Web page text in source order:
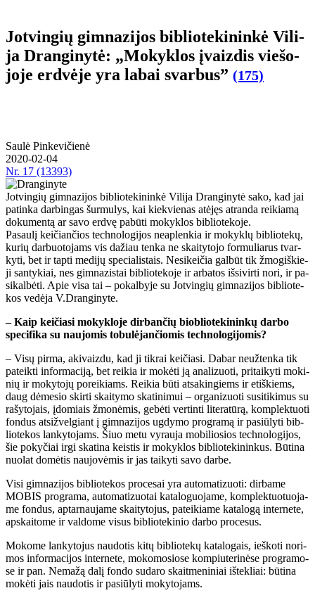
Jot­vin­gių gim­na­zi­jos bib­lio­te­ki­nin­kė Vi­li­
ja Dran­gi­ny­tė: „Mo­kyk­los įvaiz­dis vie­šo­
jo­je erd­vė­je yra la­bai svar­bus” (175)
Saulė Pinkevičienė
2020-02-04
Nr. 17 (13393)
Jotvingių gimnazijos bibliotekininkė Vilija Dranginytė sako, kad jai
patinka darbingas šurmulys, kai kiekvienas atėjęs atranda reikiamą
dokumentą ar savo erdvę pabūti mokyklos bibliotekoje.
Pa­sau­lį kei­čian­čios tech­no­lo­gi­jos ne­ap­len­kia ir mo­kyk­lų bib­lio­te­kų,
ku­rių dar­buo­to­jams vis da­žiau ten­ka ne skai­ty­to­jo for­mu­lia­rus tvar­
ky­ti, bet ir tap­ti me­di­jų spe­cia­lis­tais. Ne­si­kei­čia gal­būt tik žmo­giš­kie­
ji san­ty­kiai, nes gim­na­zis­tai bib­lio­te­ko­je ir ar­ba­tos iš­si­vir­ti no­ri, ir pa­
si­kal­bė­ti. Apie vi­sa tai – po­kal­by­je su Jot­vin­gių gim­na­zi­jos bib­lio­te­
kos vedėja V.Dran­gi­ny­te.
– Kaip kei­čia­si mo­kyk­lo­je dir­ban­čių biob­lio­te­ki­nin­kų dar­bo
spe­ci­fi­ka su nau­jo­mis to­bu­lė­jan­čio­mis tech­no­lo­gi­jo­mis?
– Vi­sų pir­ma, aki­vaiz­du, kad ji tik­rai kei­čia­si. Da­bar ne­už­ten­ka tik
pa­teik­ti in­for­ma­ci­ją, bet rei­kia ir mo­kė­ti ją ana­li­zuo­ti, pri­tai­ky­ti mo­ki­
nių ir mo­ky­to­jų po­rei­kiams. Rei­kia bū­ti at­sa­kin­giems ir etiš­kiems,
daug dė­me­sio skir­ti skai­ty­mo ska­ti­ni­mui – or­ga­ni­zuo­ti su­si­ti­ki­mus su
ra­šy­to­jais, įdo­miais žmo­nė­mis, ge­bė­ti ver­tin­ti li­te­ra­tū­rą, kom­plek­tuo­ti
fon­dus at­si­žvel­giant į gim­na­zi­jos ug­dy­mo pro­gra­mą ir pa­siū­ly­ti bib­
lio­te­kos lan­ky­to­jams. Šiuo me­tu vy­rau­ja mo­bi­lio­sios tech­no­lo­gi­jos,
šie po­ky­čiai ir­gi ska­ti­na keis­tis ir mo­kyk­los bib­lio­te­ki­nin­kus. Bū­ti­na
nuo­lat do­mė­tis nau­jo­vė­mis ir jas tai­ky­ti sa­vo dar­be.
Vi­si gim­na­zi­jos bib­lio­te­kos pro­ce­sai yra au­to­ma­ti­zuo­ti: dir­ba­me
MO­BIS pro­gra­ma, au­to­ma­ti­zuo­tai ka­ta­lo­guo­ja­me, kom­plek­tuo­tuo­ja­
me fon­dus, ap­tar­nau­ja­me skai­ty­to­jus, pa­tei­kia­me ka­ta­lo­gą in­ter­ne­te,
ap­skai­to­me ir val­do­me vi­sus bib­lio­te­ki­nio dar­bo pro­ce­sus.
Mo­ko­me lan­ky­to­jus nau­do­tis ki­tų bib­lio­te­kų ka­ta­lo­gais, ieš­ko­ti no­ri­
mos in­for­ma­ci­jos in­ter­ne­te, mo­ko­mo­sio­se kom­piu­te­ri­nė­se pro­gra­mo­
se ir pan. Ne­ma­žą da­lį fon­do su­da­ro skait­me­ni­niai iš­tek­liai: bū­ti­na
mo­kė­ti jais nau­do­tis ir pa­siū­ly­ti mo­ky­to­jams.